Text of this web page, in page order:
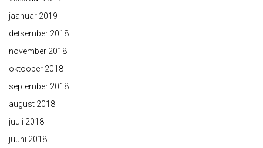
jaanuar 2019
detsember 2018
november 2018
oktoober 2018
september 2018
august 2018
juuli 2018
juuni 2018